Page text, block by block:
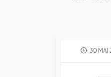
30 MAI